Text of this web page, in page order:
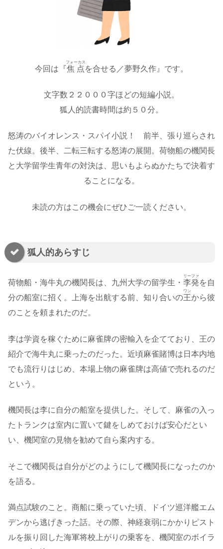
今回は『焦点
フォーカス
を合せる／夢野久作』です。
文字数２２０００字ほどの短編小説。
狐人的読書時間は約５０分。
怒涛のバイオレンス・スパイ小説！ 前半、張り巡らされ
た伏線。後半、二転三転する怒涛の展開。荷物船の機関長
と大学留学生青年の対決は、思いもよらぬかたちで決着す
ることになる。
未読の方はこの機会にぜひご一読ください。
狐人的あらすじ
荷物船・海牛丸の機関長は、九州大学の留学生・ 李発
リーファ
を自
分の船室に招く。上海を出航する前、知り合いの王
ワン
から彼
のことを頼まれたのだ。
李は学資を稼ぐために麻雀牌の密輸入を企てており、王の
紹介で海牛丸に乗ったのだった。近頃麻雀賭博は日本内地
でも流行りはじめ、本場上物の麻雀牌は高値で売れるのだ
という。
機関長は李に自分の船室を提供した。そして、麻雀の入っ
たトランクは室内に置いて鍵をしめておけば安心だとい
い、機関室の見物を勧めて自ら案内する。
そこで機関長は自分がどのようにして機関長になったのか
を語る。
満点試験のこと。商船に乗っていた頃、ドイツ巡洋艦エム
デンから逃げきった話。その際、神経衰弱にかかりピスト
ルを振り回した海軍将校上がりの乗客を、機関室のボイラ